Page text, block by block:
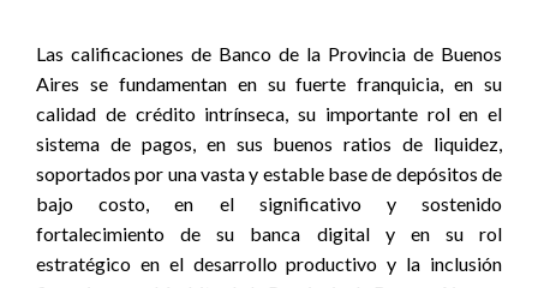
Las calificaciones de Banco de la Provincia de Buenos
Aires se fundamentan en su fuerte franquicia, en su
calidad de crédito intrínseca, su importante rol en el
sistema de pagos, en sus buenos ratios de liquidez,
soportados por una vasta y estable base de depósitos de
bajo costo, en el significativo y sostenido
fortalecimiento de su banca digital y en su rol
estratégico en el desarrollo productivo y la inclusión